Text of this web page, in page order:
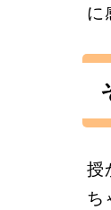
に
授
ち